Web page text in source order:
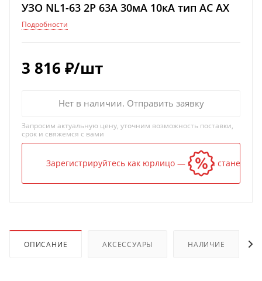
УЗО NL1-63 2P 63А 30мА 10кА тип AC AX
Подробности
3 816 ₽/шт
Нет в наличии. Отправить заявку
Запросим актуальную цену, уточним возможность поставки,
срок и свяжемся с вами
Зарегистрируйтесь как юрлицо — и цена станет
ОПИСАНИЕ АКСЕССУАРЫ НАЛИЧИЕ